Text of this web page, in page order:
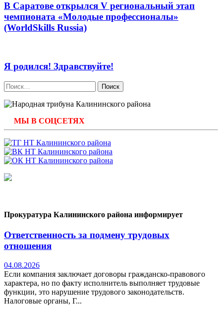
В Саратове открылся V региональный этап
чемпионата «Молодые профессионалы»
(WorldSkills Russia)
Я родился! Здравствуйте!
Найти:
МЫ В СОЦСЕТЯХ
Прокуратура Калининского района информирует
Ответственность за подмену трудовых
отношения
04.08.2026
Если компания заключает договоры гражданско-правового
характера, но по факту исполнитель выполняет трудовые
функции, это нарушение трудового законодательств.
Налоговые органы, Г...